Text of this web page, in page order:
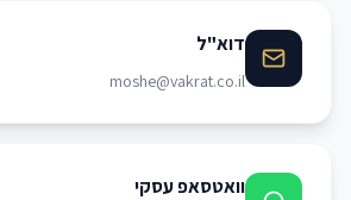
דוא"ל
moshe@vakrat.co.il
וואטסאפ עסקי